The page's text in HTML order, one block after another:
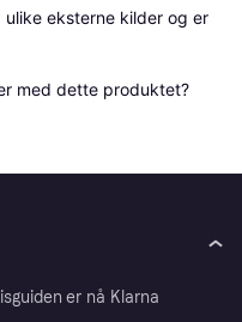
eksterne kilder og er
med dette produktet?
er nå Klarna